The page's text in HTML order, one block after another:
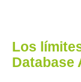
Los
Database